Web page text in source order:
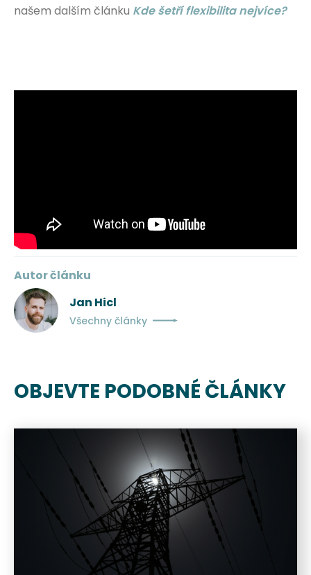
našem dalším článku Kde šetří flexibilita nejvíce?
Autor článku
Jan Hicl
Všechny články
OBJEVTE PODOBNÉ ČLÁNKY